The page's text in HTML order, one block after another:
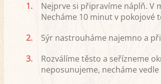
1.
Nejprve si připravíme náplň. V
Necháme 10 minut v pokojové
2.
Sýr nastrouháme najemno a
3.
Rozválíme těsto a seřízneme
neposunujeme, necháme vedle